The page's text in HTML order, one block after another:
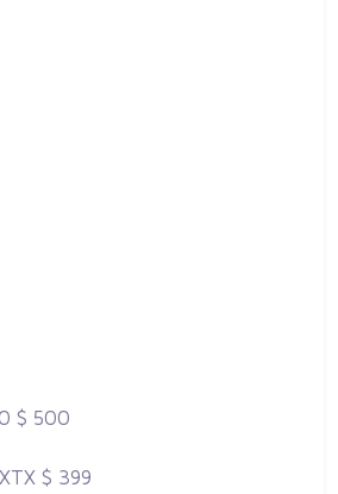
$ 500
$ 399